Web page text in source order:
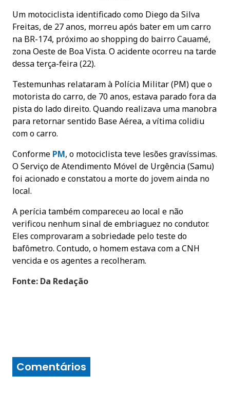
Um motociclista identificado como Diego da Silva
Freitas, de 27 anos, morreu após bater em um carro
na BR-174, próximo ao shopping do bairro Cauamé,
zona Oeste de Boa Vista. O acidente ocorreu na tarde
dessa terça-feira (22).
Testemunhas relataram à Polícia Militar (PM) que o
motorista do carro, de 70 anos, estava parado fora da
pista do lado direito. Quando realizava uma manobra
para retornar sentido Base Aérea, a vítima colidiu
com o carro.
Conforme PM, o motociclista teve lesões gravíssimas.
O Serviço de Atendimento Móvel de Urgência (Samu)
foi acionado e constatou a morte do jovem ainda no
local.
A perícia também compareceu ao local e não
verificou nenhum sinal de embriaguez no condutor.
Eles comprovaram a sobriedade pelo teste do
bafômetro. Contudo, o homem estava com a CNH
vencida e os agentes a recolheram.
Fonte: Da Redação
Comentários